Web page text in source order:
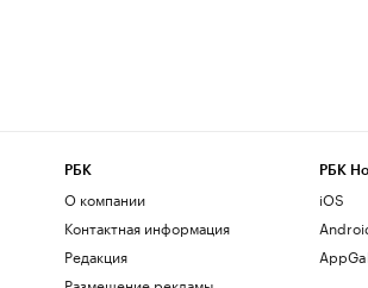
РБК
О компании
Контактная информация
Редакция
РБК
iOS